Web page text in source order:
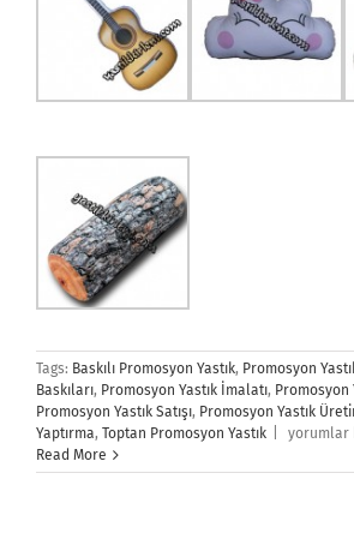
Tags: Baskılı Promosyon Yastık, Promosyon
Baskıları, Promosyon Yastık İmalatı, Promosyon
Promosyon Yastık Satışı, Promosyon Yastık
Yaptırma, Toptan Promosyon Yastık
için
yorumlar
Read More